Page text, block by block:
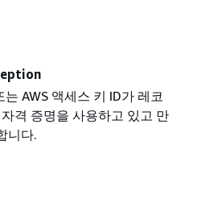
AWS 액세스 키 ID가 레코
격 증명을 사용하고 있고 만
니다.